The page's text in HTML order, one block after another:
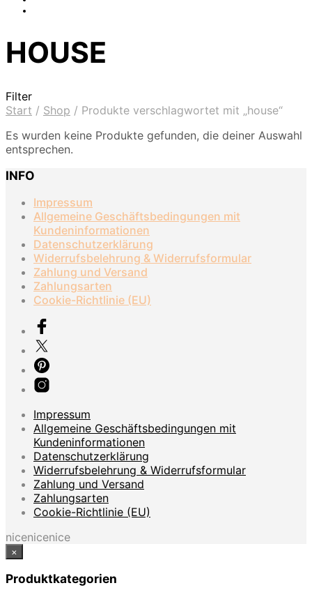
HOUSE
Filter
Start / Shop / Produkte verschlagwortet mit „house“
Es wurden keine Produkte gefunden, die deiner Auswahl
entsprechen.
INFO
Impressum
Allgemeine Geschäftsbedingungen mit
Kundeninformationen
Datenschutzerklärung
Widerrufsbelehrung & Widerrufsformular
Zahlung und Versand
Zahlungsarten
Cookie-Richtlinie (EU)
Impressum
Allgemeine Geschäftsbedingungen mit
Kundeninformationen
Datenschutzerklärung
Widerrufsbelehrung & Widerrufsformular
Zahlung und Versand
Zahlungsarten
Cookie-Richtlinie (EU)
nicenicenice
×
Produktkategorien